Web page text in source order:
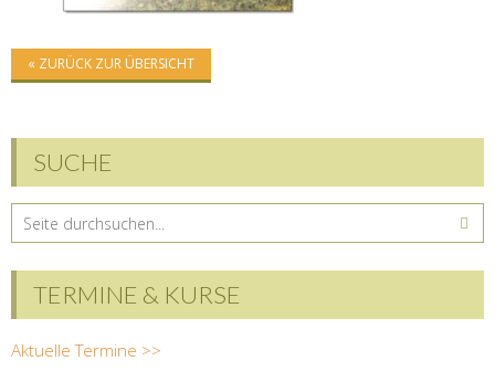
« ZURÜCK ZUR ÜBERSICHT
SUCHE
TERMINE & KURSE
Aktuelle Termine >>